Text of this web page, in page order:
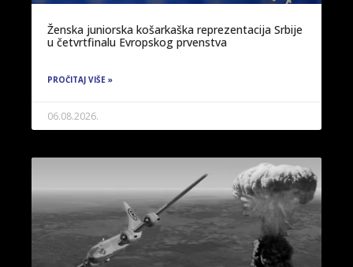
Ženska juniorska košarkaška reprezentacija Srbije
u četvrtfinalu Evropskog prvenstva
PROČITAJ VIŠE »
06.08.2026.